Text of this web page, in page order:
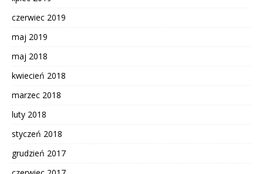
czerwiec 2019
maj 2019
maj 2018
kwiecień 2018
marzec 2018
luty 2018
styczeń 2018
grudzień 2017